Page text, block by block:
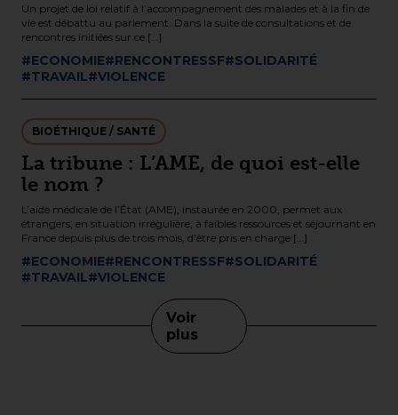
Un projet de loi relatif à l’accompagnement des malades et à la fin de
vie est débattu au parlement. Dans la suite de consultations et de
rencontres initiées sur ce […]
#ECONOMIE#RENCONTRESSF#SOLIDARITÉ
#TRAVAIL#VIOLENCE
BIOÉTHIQUE / SANTÉ
La tribune : L’AME, de quoi est-elle
le nom ?
L’aide médicale de l’État (AME), instaurée en 2000, permet aux
étrangers, en situation irrégulière, à faibles ressources et séjournant en
France depuis plus de trois mois, d’être pris en charge […]
#ECONOMIE#RENCONTRESSF#SOLIDARITÉ
#TRAVAIL#VIOLENCE
Voir
plus